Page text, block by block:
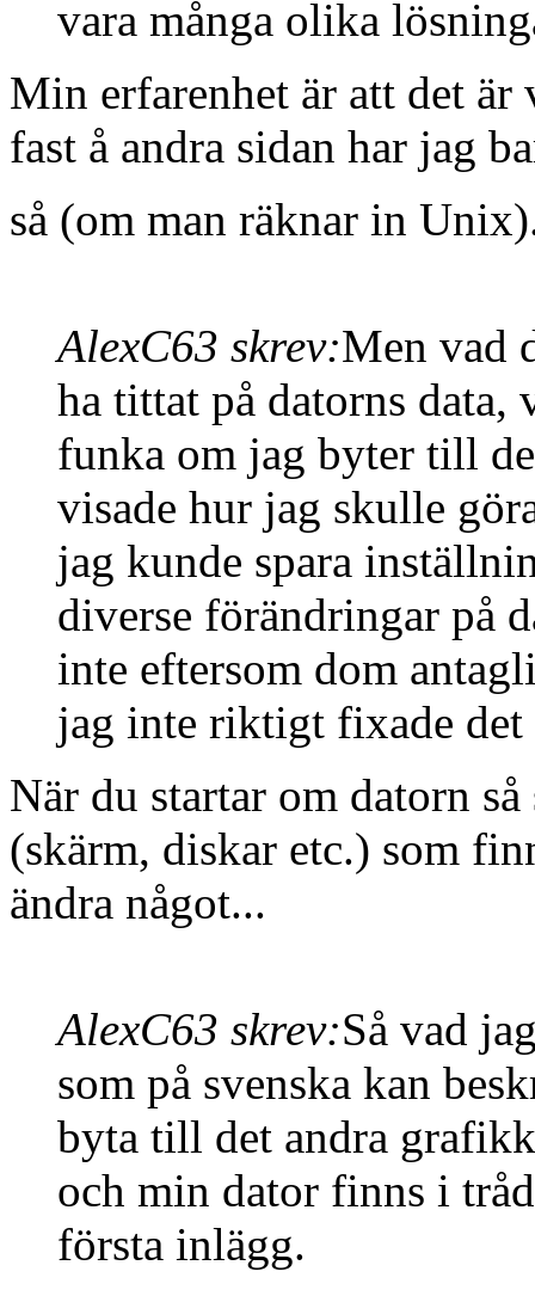
vara många olika
Min erfarenhet är att det
fast å andra sidan har jag
så (om man räknar in
AlexC63 skrev:Men vad
ha tittat på datorns
funka om jag byter till
visade hur jag skulle
jag kunde spara
diverse förändringar på
inte eftersom dom
jag inte riktigt fixade det
När du startar om datorn
(skärm, diskar etc.) som
ändra något...
AlexC63 skrev:Så vad
som på svenska kan
byta till det andra
och min dator finns i
första inlägg.